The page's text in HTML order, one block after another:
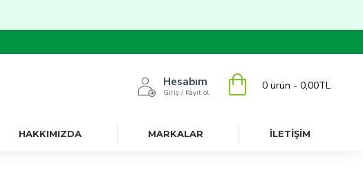
Hesabım
Giriş / Kayıt ol
0 ürün - 0,00TL
HAKKIMIZDA MARKALAR İLETİŞİM